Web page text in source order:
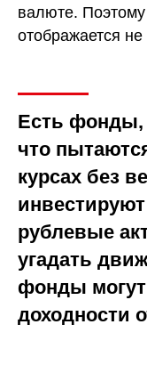
валюте.
отображается
Есть фонды,
что
курсах без
рублевые
угадать
фонды могут
доходности